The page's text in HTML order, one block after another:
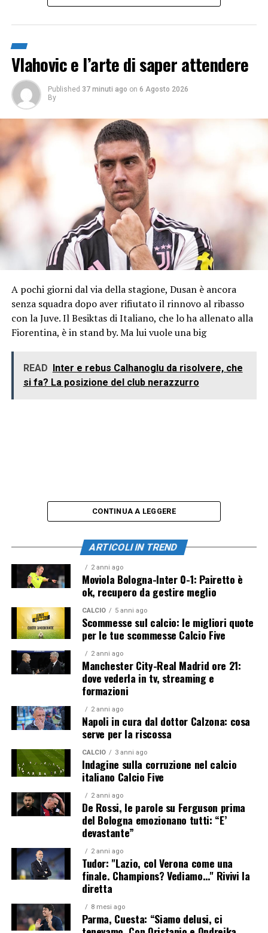
Vlahovic e l’arte di saper attendere
Published 37 minuti ago on 6 Agosto 2026
By
A pochi giorni dal via della stagione, Dusan è ancora
senza squadra dopo aver rifiutato il rinnovo al ribasso
con la Juve. Il Besiktas di Italiano, che lo ha allenato alla
Fiorentina, è in stand by. Ma lui vuole una big
READ Inter e rebus Calhanoglu da risolvere, che
si fa? La posizione del club nerazzurro
CONTINUA A LEGGERE
ARTICOLI IN TREND
2 anni ago
Moviola Bologna-Inter 0-1: Pairetto è
ok, recupero da gestire meglio
CALCIO 5 anni ago
Scommesse sul calcio: le migliori quote
per le tue scommesse Calcio Five
2 anni ago
Manchester City-Real Madrid ore 21:
dove vederla in tv, streaming e
formazioni
2 anni ago
Napoli in cura dal dottor Calzona: cosa
serve per la riscossa
CALCIO 3 anni ago
Indagine sulla corruzione nel calcio
italiano Calcio Five
2 anni ago
De Rossi, le parole su Ferguson prima
del Bologna emozionano tutti: “E’
devastante”
2 anni ago
Tudor: "Lazio, col Verona come una
finale. Champions? Vediamo…" Rivivi la
diretta
8 mesi ago
Parma, Cuesta: “Siamo delusi, ci